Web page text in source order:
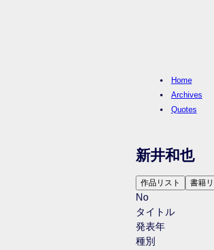
Home
Archives
Quotes
新井和也
作品リスト 書籍
No
タイトル
発表年
種別